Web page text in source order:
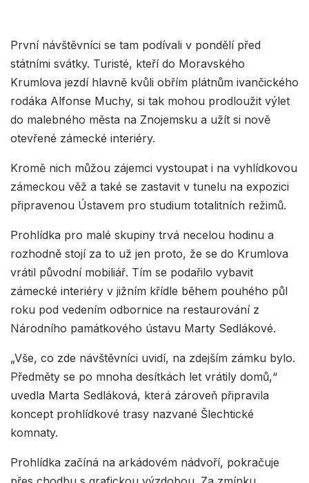
První návštěvníci se tam podívali v pondělí před
státními svátky. Turisté, kteří do Moravského
Krumlova jezdí hlavně kvůli obřím plátnům ivančického
rodáka Alfonse Muchy, si tak mohou prodloužit výlet
do malebného města na Znojemsku a užít si nově
otevřené zámecké interiéry.
Kromě nich můžou zájemci vystoupat i na vyhlídkovou
zámeckou věž a také se zastavit v tunelu na expozici
připravenou Ústavem pro studium totalitních režimů.
Prohlídka pro malé skupiny trvá necelou hodinu a
rozhodně stojí za to už jen proto, že se do Krumlova
vrátil původní mobiliář. Tím se podařilo vybavit
zámecké interiéry v jižním křídle během pouhého půl
roku pod vedením odbornice na restaurování z
Národního památkového ústavu Marty Sedlákové.
„Vše, co zde návštěvníci uvidí, na zdejším zámku bylo.
Předměty se po mnoha desítkách let vrátily domů,“
uvedla Marta Sedláková, která zároveň připravila
koncept prohlídkové trasy nazvané Šlechtické
komnaty.
Prohlídka začíná na arkádovém nádvoří, pokračuje